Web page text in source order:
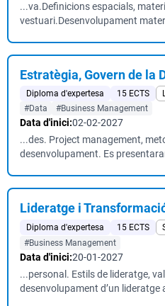
...va.Definicions espacials,
vestuari.Desenvolupament
Estratègia, Govern de la
Diploma d'expertesa 15 ECTS
#Data
#Business Management
Data d'inici:02-02-2027
...des. Project management,
desenvolupament. Es
Lideratge i
Diploma d'expertesa 15 ECTS
#Business Management
Data d'inici:20-01-2027
...personal. Estils de lideratge,
desenvolupament d’un lideratge